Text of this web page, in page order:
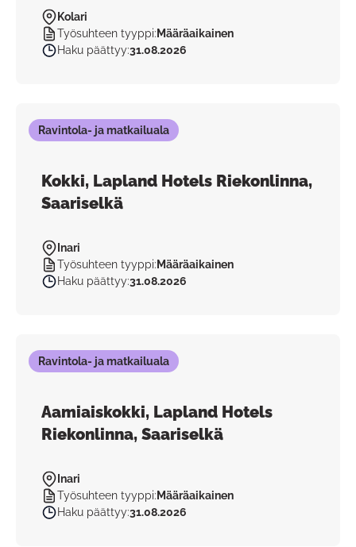
Kolari
Työsuhteen tyyppi: Määräaikainen
Haku päättyy:31.08.2026
Ravintola- ja matkailuala
Kokki, Lapland Hotels Riekonlinna,
Saariselkä
Inari
Työsuhteen tyyppi: Määräaikainen
Haku päättyy:31.08.2026
Ravintola- ja matkailuala
Aamiaiskokki, Lapland Hotels
Riekonlinna, Saariselkä
Inari
Työsuhteen tyyppi: Määräaikainen
Haku päättyy:31.08.2026